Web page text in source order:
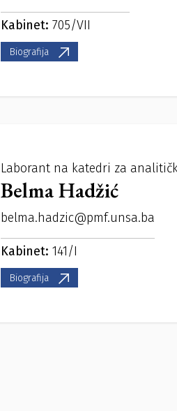
Kabinet: 705/VII
Biografija
Laborant na katedri za
Belma Hadžić
belma.hadzic@pmf.unsa.ba
Kabinet: 141/I
Biografija